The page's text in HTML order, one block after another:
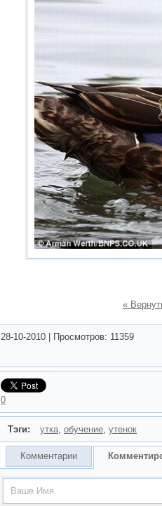
«
28-10-2010 Просмотров: 11359
0
Тэги: утка, обучение, утенок
Комментарии